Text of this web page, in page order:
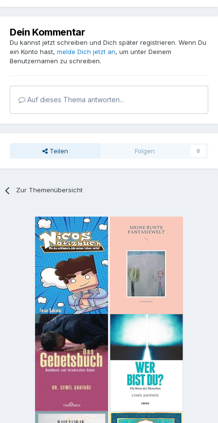
Dein Kommentar
Du kannst jetzt schreiben und Dich später registrieren. Wenn Du
ein Konto hast, melde Dich jetzt an, um unter Deinem
Benutzernamen zu schreiben.
Auf dieses Thema antworten...
Teilen Folgen 0
Zur Themenübersicht